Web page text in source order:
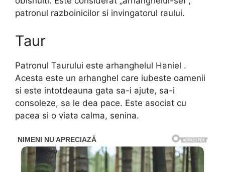
patronul razboinicilor si invingatorul raului.
Taur
Patronul Taurului este arhanghelul Haniel .
Acesta este un arhanghel care iubeste oamenii
si este intotdeauna gata sa-i ajute, sa-i
consoleze, sa le dea pace. Este asociat cu
pacea si o viata calma, senina.